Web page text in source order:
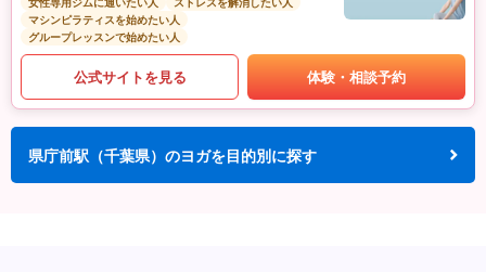
女性専用ジムに通いたい人
ストレスを解消したい人
マシンピラティスを始めたい人
グループレッスンで始めたい人
公式サイトを見る 体験・相談予約
県庁前駅（千葉県）のヨガを目的別に探す